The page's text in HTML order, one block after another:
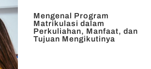
Mengenal Program
Matrikulasi dalam
Perkuliahan, Manfaat, dan
Tujuan Mengikutinya